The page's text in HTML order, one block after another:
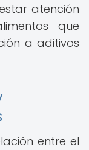
atención
que
a aditivos
entre el